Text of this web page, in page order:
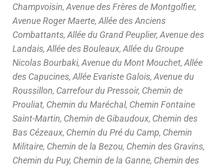
Champvoisin, Avenue des Frères de Montgolfier,
Avenue Roger Maerte, Allée des Anciens
Combattants, Allée du Grand Peuplier, Avenue des
Landais, Allée des Bouleaux, Allée du Groupe
Nicolas Bourbaki, Avenue du Mont Mouchet, Allée
des Capucines, Allée Evariste Galois, Avenue du
Roussillon, Carrefour du Pressoir, Chemin de
Prouliat, Chemin du Maréchal, Chemin Fontaine
Saint-Martin, Chemin de Gibaudoux, Chemin des
Bas Cézeaux, Chemin du Pré du Camp, Chemin
Militaire, Chemin de la Bezou, Chemin des Gravins,
Chemin du Puy, Chemin de la Ganne, Chemin des